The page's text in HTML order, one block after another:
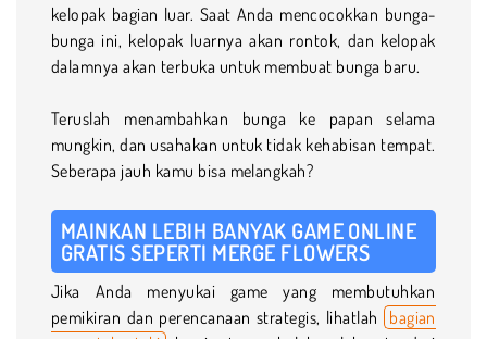
kelopak bagian luar. Saat Anda mencocokkan bunga-
bunga ini, kelopak luarnya akan rontok, dan kelopak
dalamnya akan terbuka untuk membuat bunga baru.
Teruslah menambahkan bunga ke papan selama
mungkin, dan usahakan untuk tidak kehabisan tempat.
Seberapa jauh kamu bisa melangkah?
MAINKAN LEBIH BANYAK GAME ONLINE
GRATIS SEPERTI MERGE FLOWERS
Jika Anda menyukai game yang membutuhkan
pemikiran dan perencanaan strategis, lihatlah bagian